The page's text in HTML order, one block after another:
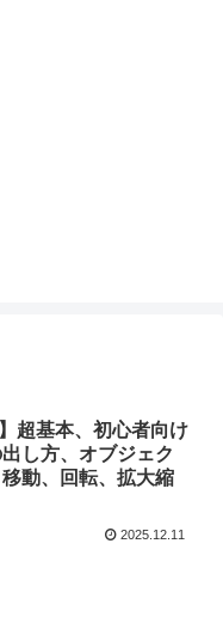
超基本、初心者向け
し方、オブジェク
移動、回転、拡大縮
2025.12.11